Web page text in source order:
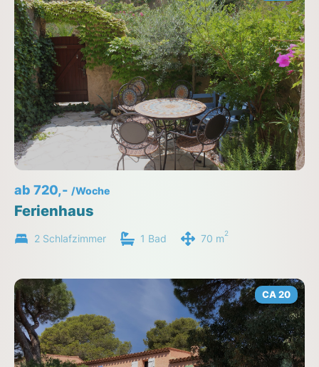
ab 720,- /Woche
Ferienhaus
2 Schlafzimmer 1 Bad 70 m2
CA 20